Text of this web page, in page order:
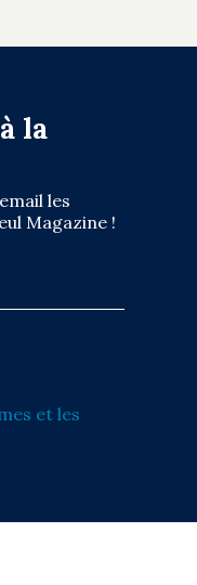
la
les
Magazine !
et les